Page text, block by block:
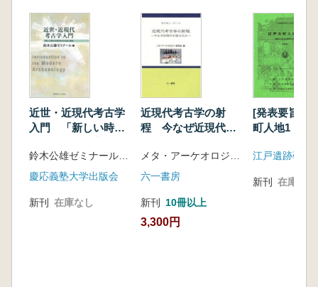
近世・近現代考古学
入門 「新しい時代
実践
鈴木公雄ゼミナール 編
慶応義塾大学出版会
新刊 在庫なし
近現代考古学の射
程 今なぜ近現代を
メタ・アーケオロジー研究会 編
六一書房
新刊 10冊以上
3,300円
[発表要旨]
町人地1 遺
江戸遺跡研究
新刊 在庫なし